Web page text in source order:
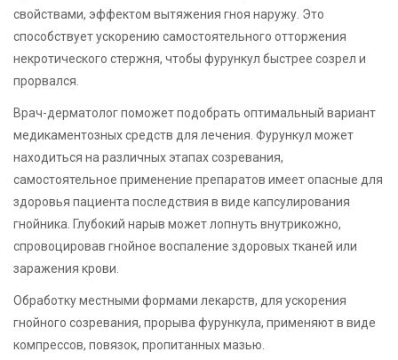
свойствами, эффектом вытяжения гноя наружу. Это
способствует ускорению самостоятельного отторжения
некротического стержня, чтобы фурункул быстрее созрел и
прорвался.
Врач-дерматолог поможет подобрать оптимальный вариант
медикаментозных средств для лечения. Фурункул может
находиться на различных этапах созревания,
самостоятельное применение препаратов имеет опасные для
здоровья пациента последствия в виде капсулирования
гнойника. Глубокий нарыв может лопнуть внутрикожно,
спровоцировав гнойное воспаление здоровых тканей или
заражения крови.
Обработку местными формами лекарств, для ускорения
гнойного созревания, прорыва фурункула, применяют в виде
компрессов, повязок, пропитанных мазью.